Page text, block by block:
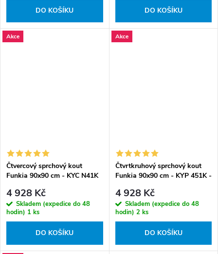
DO KOŠÍKU DO KOŠÍKU
Akce
Čtvercový sprchový kout
Funkia 90x90 cm - KYC N41K
4 928 Kč
Skladem (expedice do 48
hodin) 1 ks
DO KOŠÍKU
Akce
Čtvrtkruhový sprchový kout
Funkia 90x90 cm - KYP 451K -
4 928 Kč
Skladem (expedice do 48
hodin) 2 ks
DO KOŠÍKU